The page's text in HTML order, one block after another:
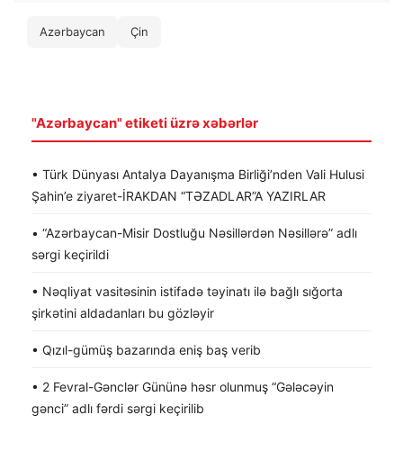
Azərbaycan Çin
"Azərbaycan" etiketi üzrə xəbərlər
• Türk Dünyası Antalya Dayanışma Birliği’nden Vali Hulusi
Şahin’e ziyaret-İRAKDAN “TƏZADLAR”A YAZIRLAR
• “Azərbaycan-Misir Dostluğu Nəsillərdən Nəsillərə” adlı
sərgi keçirildi
• Nəqliyat vasitəsinin istifadə təyinatı ilə bağlı sığorta
şirkətini aldadanları bu gözləyir
• Qızıl-gümüş bazarında eniş baş verib
• 2 Fevral-Gənclər Gününə həsr olunmuş “Gələcəyin
gənci” adlı fərdi sərgi keçirilib